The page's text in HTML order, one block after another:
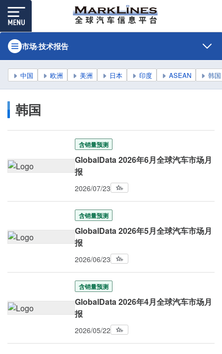
市场·技术报告
中国 欧洲 美洲 日本 印度 ASEAN 韩国
韩国
含销量预测
GlobalData 2026年6月全球汽车市场月
报
2026/07/23
含销量预测
GlobalData 2026年5月全球汽车市场月
报
2026/06/23
含销量预测
GlobalData 2026年4月全球汽车市场月
报
2026/05/22